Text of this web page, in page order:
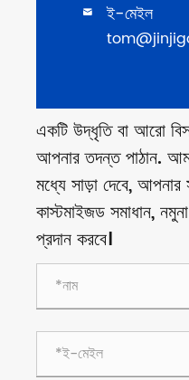
 ই-মেইল
একটি উদ্ধৃতি বা আরো
আপনার তদন্ত পাঠান.
মধ্যে সাড়া দেবে,
কাস্টমাইজড সমাধান,
প্রদান করবে।